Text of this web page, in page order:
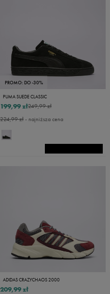
PROMO: DO -30%
PUMA SUEDE CLASSIC
249,99 zł
199,99 zł
224,99 zł- najniższa cena
ADIDAS CRAZYCHAOS 2000
209,99 zł